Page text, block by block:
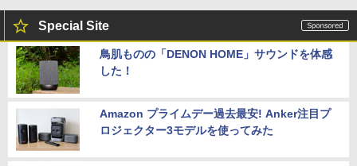
Special Site
鳥肌ものの「DENON HOME」サウンドを体感
した！
Amazon プライムデー過去最安! Anker注目プ
ロジェクター3モデルを使ってみた